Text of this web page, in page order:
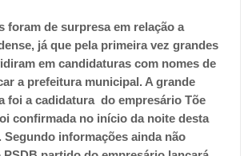
foram de surpresa em relação a
já que pela primeira vez grandes
em candidaturas com nomes de
a prefeitura municipal. A grande
foi a cadidatura do empresário Tõe
confirmada no início da noite desta
Segundo informações ainda não